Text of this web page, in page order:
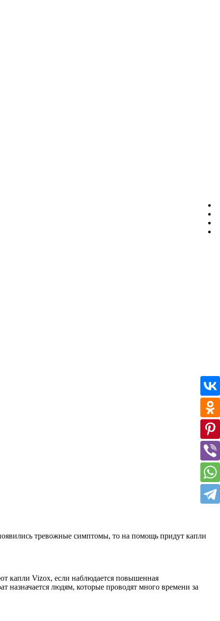
тревожные симптомы, то на помощь придут капли
капли Vizox, если наблюдается повышенная
назначается людям, которые проводят много времени за